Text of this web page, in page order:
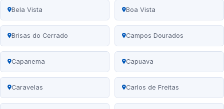
Bela Vista Boa Vista
Brisas do Cerrado Campos Dourados
Capanema Capuava
Caravelas Carlos de Freitas